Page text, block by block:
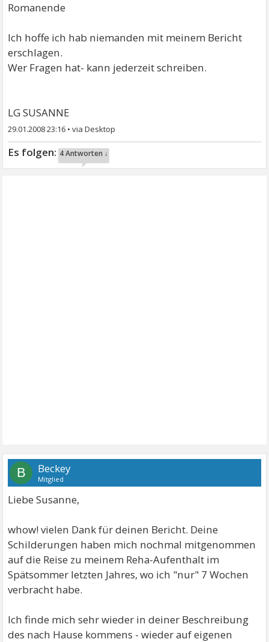
Romanende
Ich hoffe ich hab niemanden mit meinem Bericht
erschlagen.
Wer Fragen hat- kann jederzeit schreiben.
LG SUSANNE
29.01.2008 23:16 •
4 Antworten ↓
B Beckey
Mitglied
Liebe Susanne,
whow! vielen Dank für deinen Bericht. Deine
Schilderungen haben mich nochmal mitgenommen
auf die Reise zu meinem Reha-Aufenthalt im
Spätsommer letzten Jahres, wo ich "nur" 7 Wochen
verbracht habe.
Ich finde mich sehr wieder in deiner Beschreibung
des nach Hause kommens - wieder auf eigenen